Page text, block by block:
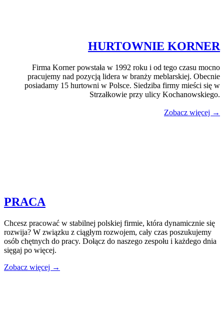
HURTOWNIE KORNER
Firma Korner powstała w 1992 roku i od tego czasu mocno
pracujemy nad pozycją lidera w branży meblarskiej. Obecnie
posiadamy 15 hurtowni w Polsce. Siedziba firmy mieści się w
Strzałkowie przy ulicy Kochanowskiego.
Zobacz więcej →
PRACA
Chcesz pracować w stabilnej polskiej firmie, która dynamicznie się
rozwija? W związku z ciągłym rozwojem, cały czas poszukujemy
osób chętnych do pracy. Dołącz do naszego zespołu i każdego dnia
sięgaj po więcej.
Zobacz więcej →